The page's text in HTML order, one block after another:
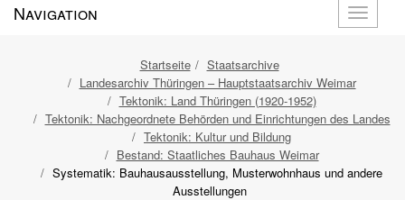
öffnen
Navigation
Startseite
Staatsarchive
Landesarchiv Thüringen – Hauptstaatsarchiv Weimar
Tektonik: Land Thüringen (1920-1952)
Tektonik: Nachgeordnete Behörden und Einrichtungen des Landes
Tektonik: Kultur und Bildung
Bestand: Staatliches Bauhaus Weimar
Systematik: Bauhausausstellung, Musterwohnhaus und andere
Ausstellungen